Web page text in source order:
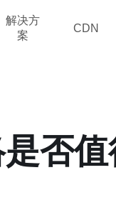
解决方
案
CDN
否